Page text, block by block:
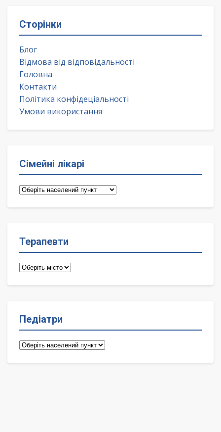
Сторінки
Блог
Відмова від відповідальності
Головна
Контакти
Політика конфідеціальності
Умови використання
Сімейні лікарі
Сімейні
Терапевти
Терапевти
Педіатри
Педіатри